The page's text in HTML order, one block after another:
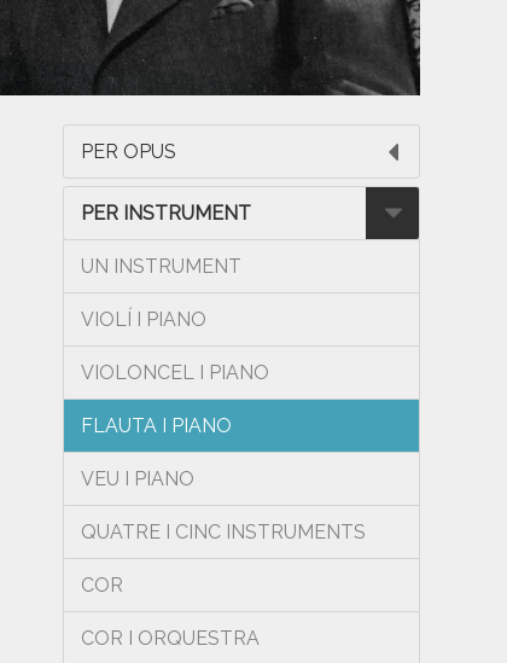
PER OPUS
PER INSTRUMENT
UN INSTRUMENT
VIOLÍ I PIANO
VIOLONCEL I PIANO
FLAUTA I PIANO
VEU I PIANO
QUATRE I CINC INSTRUMENTS
COR
COR I ORQUESTRA